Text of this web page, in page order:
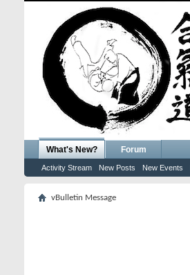
What's New?
Activity Stream New Posts New Events
Forum
vBulletin Message